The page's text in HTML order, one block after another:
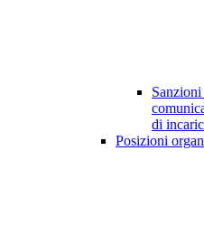
di
Posizioni